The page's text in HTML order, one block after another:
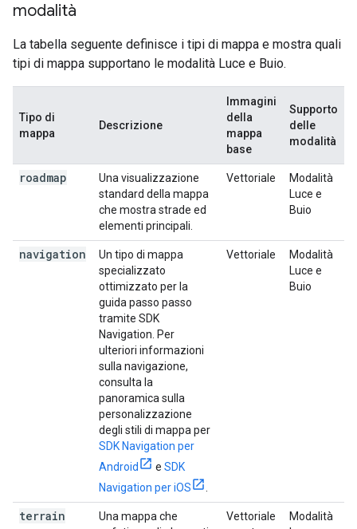
modalità
La tabella seguente definisce i tipi di mappa e mostra quali
tipi di mappa supportano le modalità Luce e Buio.
Tipo di
mappa
Descrizione
Immagini
della
mappa
base
Supporto
delle
modalità
roadmap
Una visualizzazione
standard della mappa
che mostra strade ed
elementi principali.
Vettoriale
Modalità
Luce e
Buio
navigation
Un tipo di mappa
specializzato
ottimizzato per la
guida passo passo
tramite SDK
Navigation. Per
ulteriori informazioni
sulla navigazione,
consulta la
panoramica sulla
personalizzazione
degli stili di mappa per
SDK Navigation per
Android
e SDK
Navigation per iOS
.
Vettoriale
Modalità
Luce e
Buio
terrain
Una mappa che
Vettoriale
Modalità